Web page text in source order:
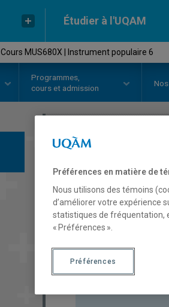
Étudier à l'UQAM
Cours MUS680X | Instrument populaire 6
Programmes,
cours et admission
Nos
Description
Ce cours
Préférences en matière de
Nous utilisons des témoins
d’améliorer votre expérience
statistiques de fréquentation,
« Préférences ».
Préférences